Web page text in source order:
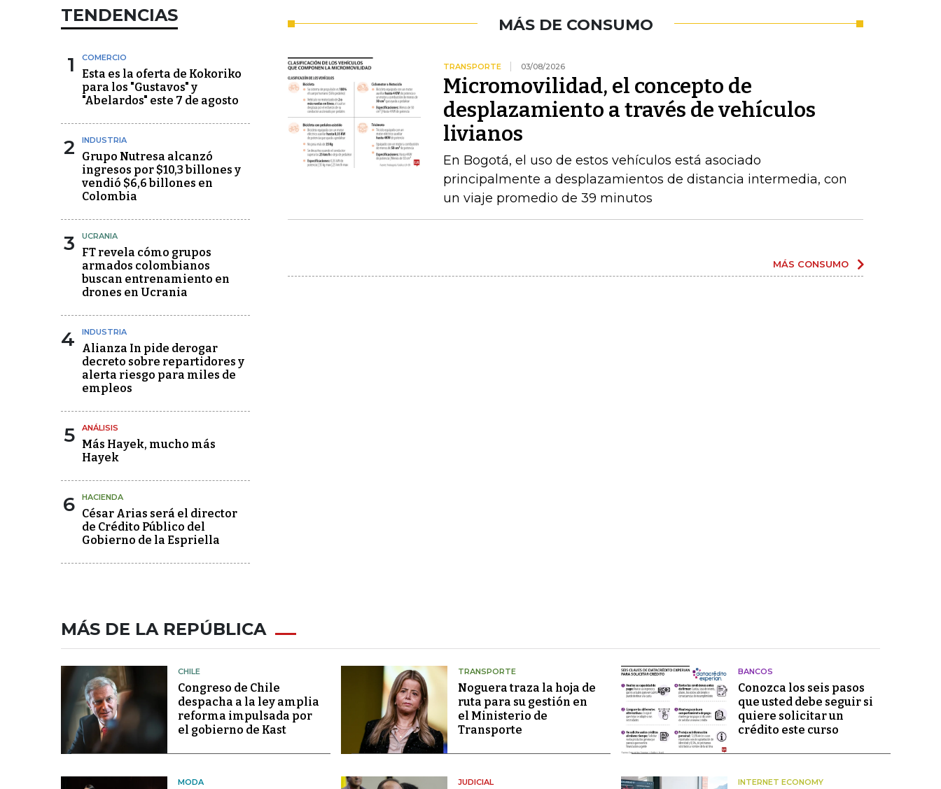
TENDENCIAS
1 COMERCIO
Esta es la oferta de Kokoriko
para los "Gustavos" y
"Abelardos" este 7 de agosto
2 INDUSTRIA
Grupo Nutresa alcanzó
ingresos por $10,3 billones y
vendió $6,6 billones en
Colombia
3 UCRANIA
FT revela cómo grupos
armados colombianos
buscan entrenamiento en
drones en Ucrania
4 INDUSTRIA
Alianza In pide derogar
decreto sobre repartidores y
alerta riesgo para miles de
empleos
5 ANÁLISIS
Más Hayek, mucho más
Hayek
6 HACIENDA
César Arias será el director
de Crédito Público del
Gobierno de la Espriella
MÁS DE CONSUMO
TRANSPORTE 03/08/2026
Micromovilidad, el concepto de
desplazamiento a través de vehículos
livianos
En Bogotá, el uso de estos vehículos está asociado
principalmente a desplazamientos de distancia intermedia, con
un viaje promedio de 39 minutos
MÁS CONSUMO
MÁS DE LA REPÚBLICA
CHILE
Congreso de Chile
despacha a la ley amplia
reforma impulsada por
el gobierno de Kast
TRANSPORTE
Noguera traza la hoja de
ruta para su gestión en
el Ministerio de
Transporte
BANCOS
Conozca los seis pasos
que usted debe seguir si
quiere solicitar un
crédito este curso
MODA JUDICIAL INTERNET ECONOMY